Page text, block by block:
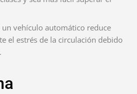
un vehículo automático reduce
el estrés de la circulación debido